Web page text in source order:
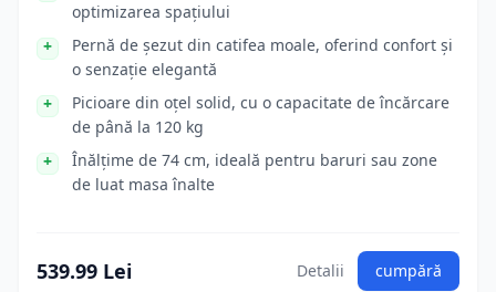
optimizarea spațiului
Pernă de șezut din catifea moale, oferind confort și
o senzație elegantă
Picioare din oțel solid, cu o capacitate de încărcare
de până la 120 kg
Înălțime de 74 cm, ideală pentru baruri sau zone
de luat masa înalte
539.99 Lei Detalii cumpără